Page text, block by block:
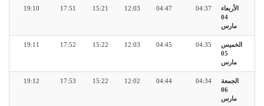
الأربعاء
04
مارس
04:37
04:47
12:03
15:21
17:51
19:10
الخميس
05
مارس
04:35
04:45
12:03
15:22
17:52
19:11
الجمعة
06
مارس
04:34
04:44
12:02
15:22
17:53
19:12